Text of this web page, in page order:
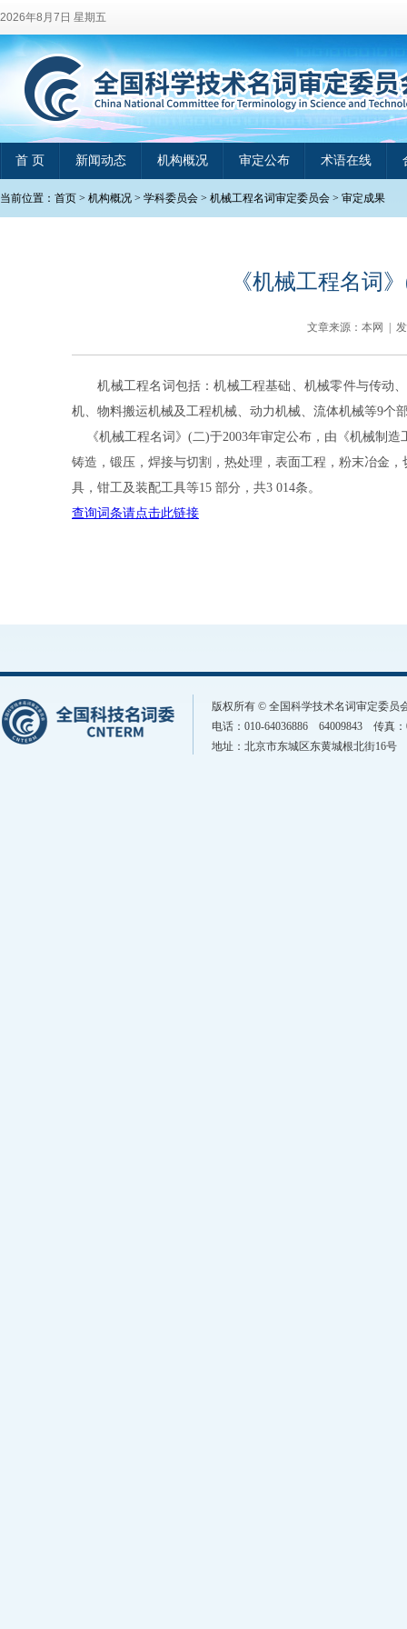
2026年8月7日 星期五
首 页 新闻动态 机构概况 审定公布 术语在线
当前位置： 首页 > 机构概况 > 学科委员会 > 机械工程名词审定委员会 > 审定成果
《机械工程名词
文章来源：本网 |
机械工程名词包括：机械工程基础、机械零件与传动、
机、物料搬运机械及工程机械、动力机械、流体机械等9个
《机械工程名词》(二)于2003年审定公布，由《机械制
铸造，锻压，焊接与切割，热处理，表面工程，粉末冶金
具，钳工及装配工具等15 部分，共3 014条。
查询词条请点击此链接
版权所有 © 全国科学技术名词审定委
电话：010-64036886 64009843 传真
地址：北京市东城区东黄城根北街16